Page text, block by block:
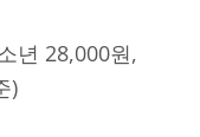
년 28,000원,
)